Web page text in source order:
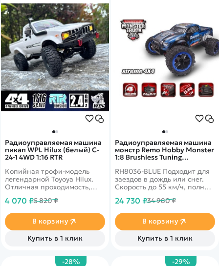
Радиоуправляемая машина
монстр Remo Hobby Monster
1:8 Brushless Tuning
RH8036-BLUE
RH8036-BLUE Подходит для
заездов в дождь или снег.
Скорость до 55 км/ч, полный
24 730 ₽34 980 ₽
В корзину
Купить в 1 клик
Радиоуправляемая машина
пикап WPL Hilux (белый) C-
24-1 4WD 1:16 RTR
Копийная трофи-модель
легендарной Toyoya Hilux.
Отличная проходимость,
постоянный полный привод
мир бездорожья. Модель
выполнена в белом цвете.
4 070 ₽5 820 ₽
В корзину
Купить в 1 клик
-28% -29%